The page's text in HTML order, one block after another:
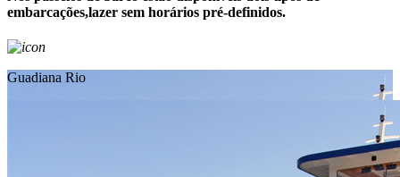
embarcações,lazer sem horários pré-definidos.
Guadiana Rio